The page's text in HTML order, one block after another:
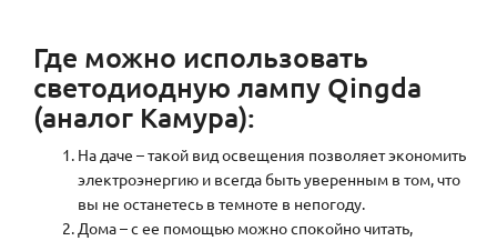
Где можно использовать
светодиодную лампу Qingda
(аналог Камура):
На даче – такой вид освещения позволяет экономить
электроэнергию и всегда быть уверенным в том, что
вы не останетесь в темноте в непогоду.
Дома – с ее помощью можно спокойно читать,